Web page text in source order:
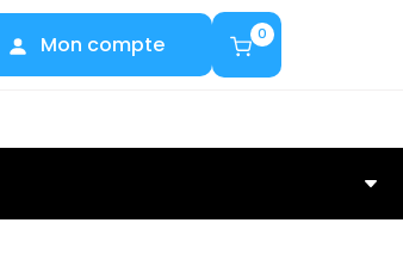
Mon compte 0